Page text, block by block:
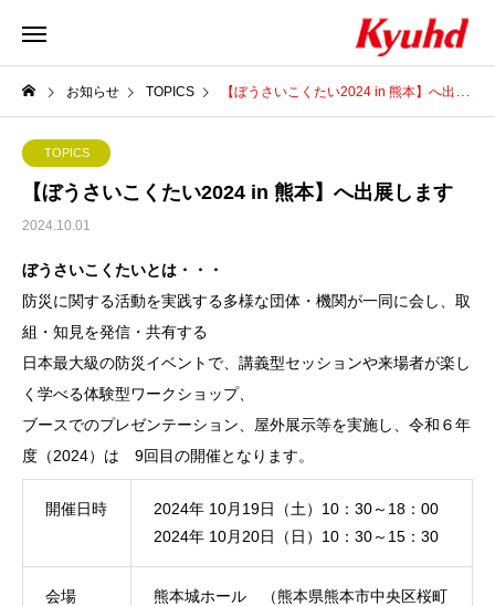
お知らせ TOPICS 【ぼうさいこくたい2024 in 熊本】へ出展します
TOPICS
【ぼうさいこくたい2024 in 熊本】へ出展します
2024.10.01
ぼうさいこくたいとは・・・
防災に関する活動を実践する多様な団体・機関が一同に会し、取
組・知見を発信・共有する
日本最大級の防災イベントで、講義型セッションや来場者が楽し
く学べる体験型ワークショップ、
ブースでのプレゼンテーション、屋外展示等を実施し、令和６年
度（2024）は 9回目の開催となります。
開催日時
2024年 10月19日（土）10：30～18：00
2024年 10月20日（日）10：30～15：30
会場
熊本城ホール （熊本県熊本市中央区桜町